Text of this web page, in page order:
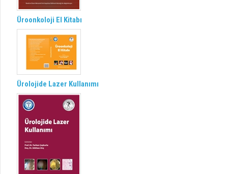
Üroonkoloji El Kitabı
Ürolojide Lazer Kullanımı